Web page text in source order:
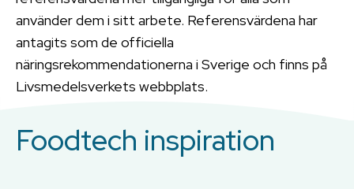
använder dem i sitt arbete. Referensvärdena har
antagits som de officiella
näringsrekommendationerna i Sverige och finns på
Livsmedelsverkets webbplats.
Foodtech inspiration